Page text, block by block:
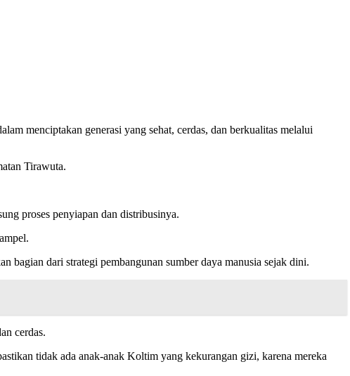
menciptakan generasi yang sehat, cerdas, dan berkualitas melalui
Tirawuta.
proses penyiapan dan distribusinya.
dari strategi pembangunan sumber daya manusia sejak dini.
cerdas.
tidak ada anak-anak Koltim yang kekurangan gizi, karena mereka